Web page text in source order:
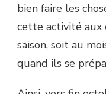
bien faire les
cette activité aux
saison, soit au
quand ils se